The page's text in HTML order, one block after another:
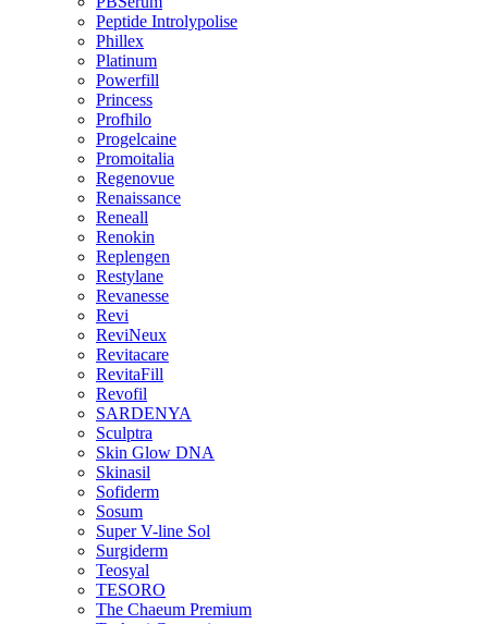
Peptide Introlypolise
Phillex
Platinum
Powerfill
Princess
Profhilo
Progelcaine
Promoitalia
Regenovue
Renaissance
Reneall
Renokin
Replengen
Restylane
Revanesse
Revi
ReviNeux
Revitacare
RevitaFill
Revofil
SARDENYA
Sculptra
Skin Glow DNA
Skinasil
Sofiderm
Sosum
Super V-line Sol
Surgiderm
Teosyal
TESORO
The Chaeum Premium